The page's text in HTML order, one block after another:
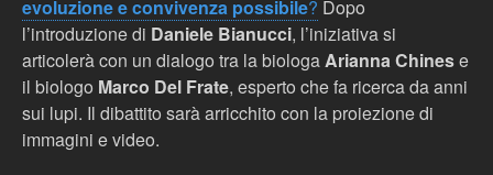
evoluzione e convivenza possibile? Dopo
l’introduzione di Daniele Bianucci, l’iniziativa si
articolerà con un dialogo tra la biologaArianna Chinese
il biologo Marco Del Frate, esperto che fa ricerca da anni
sui lupi. Il dibattito sarà arricchito con la proiezione di
immagini e video.